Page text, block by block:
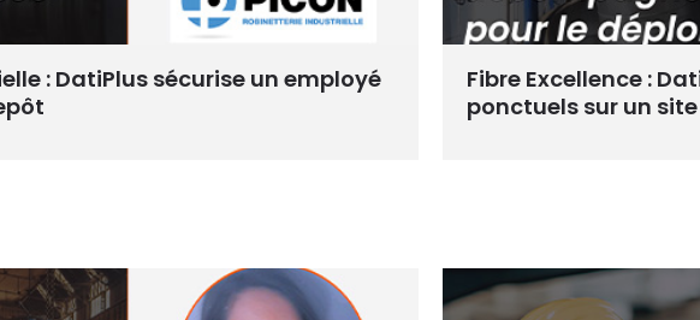
: DatiPlus sécurise un employé
Fibre Excellence :
ponctuels sur un